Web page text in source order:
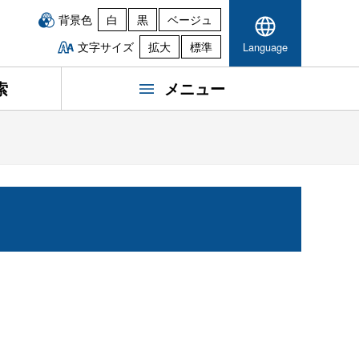
背景色 白 黒
ベージュ
文字サイズ
拡大 標準 Language
メニュー